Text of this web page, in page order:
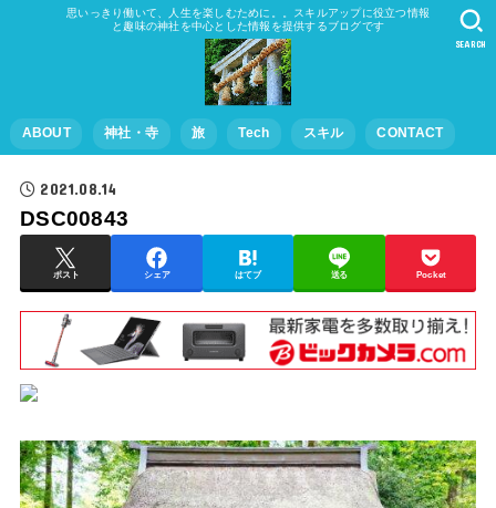
思いっきり働いて、人生を楽しむために。。スキルアップに役立つ情報
と趣味の神社を中心とした情報を提供するブログです
ABOUT 神社・寺 旅 Tech スキル CONTACT
SEARCH
2021.08.14
DSC00843
ポスト シェア はてブ 送る Pocket